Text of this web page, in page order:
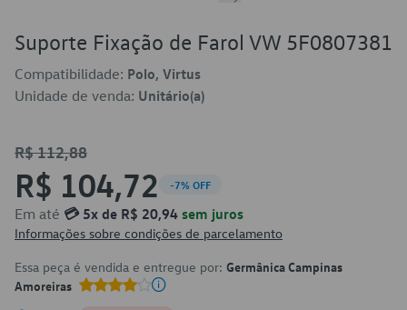
Suporte Fixação de Farol VW 5F0807381
Compatibilidade: Polo, Virtus
Unidade de venda: Unitário(a)
R$ 112,88
R$ 104,72 -7% OFF
Em até 💳 5x de R$ 20,94 sem juros
Informações sobre condições de parcelamento
Essa peça é vendida e entregue por: Germânica Campinas
Amoreiras